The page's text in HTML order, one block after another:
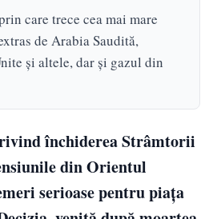
care trece cea mai mare
de Arabia Saudită,
și altele, dar și gazul din
închiderea Strâmtorii
din Orientul
serioase pentru piaţa